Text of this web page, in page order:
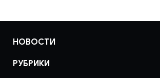
НОВОСТИ
РУБРИКИ